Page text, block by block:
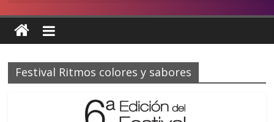
Festival Ritmos colores y sabores